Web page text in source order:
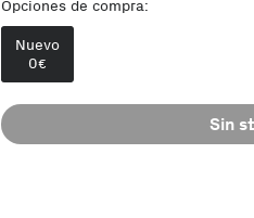
Opciones de compra:
Nuevo
0€
Sin